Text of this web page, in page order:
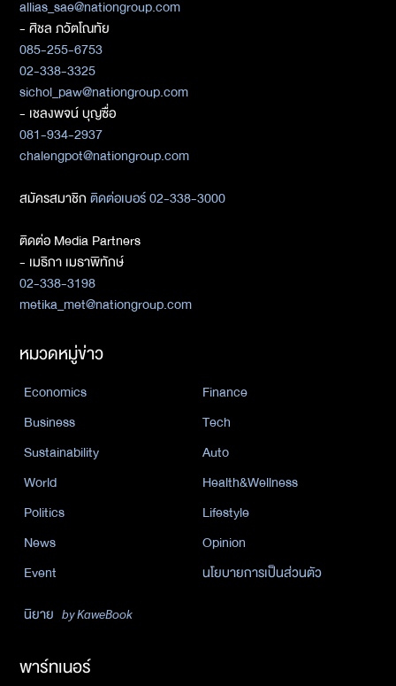
allias_sae@nationgroup.com
- ศิชล ภวัตโณทัย
085-255-6753
02-338-3325
sichol_paw@nationgroup.com
- เชลงพจน์ บุญซื่อ
081-934-2937
chalengpot@nationgroup.com
สมัครสมาชิกติดต่อเบอร์ 02-338-3000
ติดต่อ Media Partners
- เมธิกา เมธาพิทักษ์
02-338-3198
metika_met@nationgroup.com
หมวดหมู่ข่าว
Economics
Finance
Business
Tech
Sustainability
Auto
World
Health&Wellness
Politics
Lifestyle
News
Opinion
Event
นโยบายการเป็นส่วนตัว
นิยาย by KaweBook
พาร์ทเนอร์